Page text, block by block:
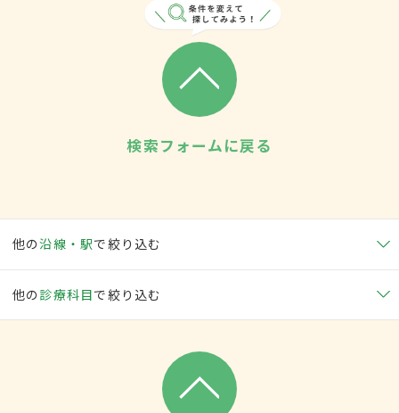
検索フォームに戻る
他の沿線・駅で絞り込む
他の 診療科目で絞り込む